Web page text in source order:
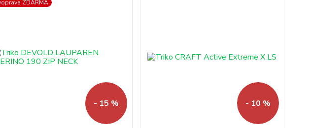
ZDARMA
- 15 % - 10 %